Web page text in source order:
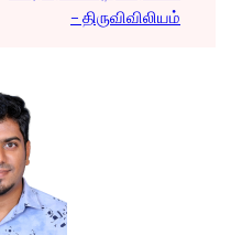
– திருவிவிலியம்